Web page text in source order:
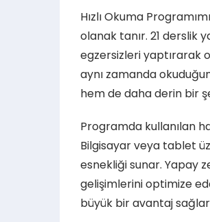
Hızlı Okuma
olanak tanır. 21 derslik
egzersizleri yaptırarak
aynı zamanda
hem de daha derin bir
Programda kullanılan
Bilgisayar veya tablet
esnekliği sunar. Yapay
gelişimlerini optimize
büyük bir avantaj